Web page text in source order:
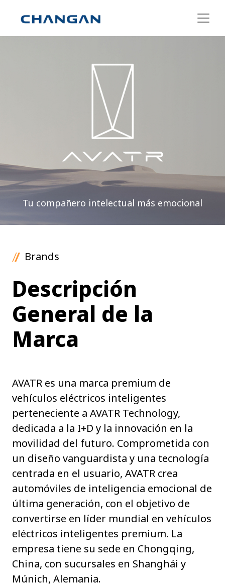
Tu compañero intelectual más emocional
Brands
Descripción
General de la
Marca
AVATR es una marca premium de
vehículos eléctricos inteligentes
perteneciente a AVATR Technology,
dedicada a la I+D y la innovación en la
movilidad del futuro. Comprometida con
un diseño vanguardista y una tecnología
centrada en el usuario, AVATR crea
automóviles de inteligencia emocional de
última generación, con el objetivo de
convertirse en líder mundial en vehículos
eléctricos inteligentes premium. La
empresa tiene su sede en Chongqing,
China, con sucursales en Shanghái y
Múnich, Alemania.